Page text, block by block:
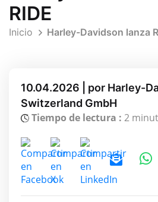
RIDE
Inicio Harley-Davidson lanza
10.04.2026 | por Harley-
Switzerland GmbH
Tiempo de lectura : 2